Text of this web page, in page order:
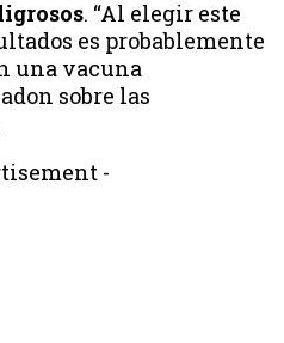
. “Al elegir este
es probablemente
una vacuna
sobre las
-